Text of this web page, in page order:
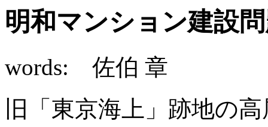
明和マンション建設
words: 佐伯 章
旧「東京海上」跡地の